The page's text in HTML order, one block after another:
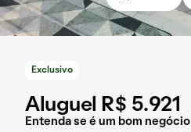
Exclusivo
Aluguel R$ 5.921
Entenda se é um bom negócio